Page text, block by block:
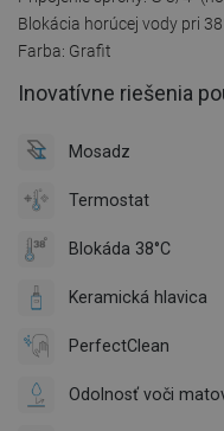
Blokácia horúcej vody pri
Farba: Grafit
Inovatívne riešenia
Mosadz
Termostat
Blokáda 38°C
Keramická hlavica
PerfectClean
Odolnosť voči